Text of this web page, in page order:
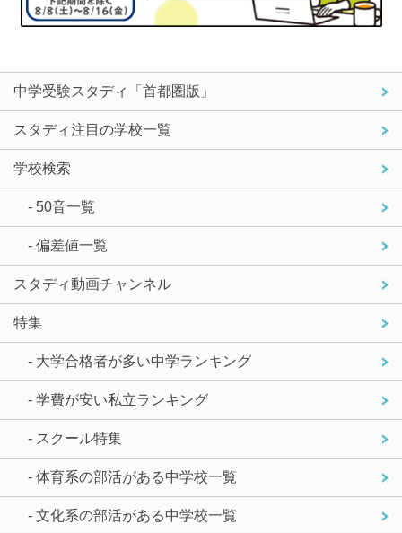
中学受験スタディ「首都圏版」
スタディ注目の学校一覧
学校検索
- 50音一覧
- 偏差値一覧
スタディ動画チャンネル
特集
- 大学合格者が多い中学ランキング
- 学費が安い私立ランキング
- スクール特集
- 体育系の部活がある中学校一覧
- 文化系の部活がある中学校一覧